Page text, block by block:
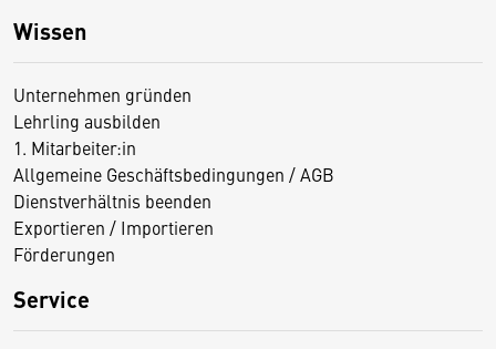
Wissen
Unternehmen gründen
Lehrling ausbilden
1. Mitarbeiter:in
Allgemeine Geschäftsbedingungen / AGB
Dienstverhältnis beenden
Exportieren / Importieren
Förderungen
Service